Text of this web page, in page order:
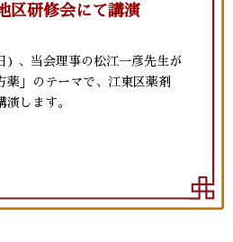
区研修会にて講演
、当会理事の松江一彦先生が
薬」のテーマで、江東区薬剤
演します。